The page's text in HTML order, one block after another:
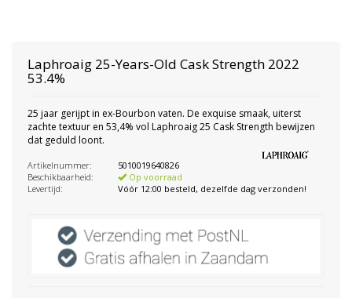
Laphroaig 25-Years-Old Cask Strength 2022
53.4%
25 jaar gerijpt in ex-Bourbon vaten. De exquise smaak, uiterst
zachte textuur en 53,4% vol Laphroaig 25 Cask Strength bewijzen
dat geduld loont.
Artikelnummer:
5010019640826
Beschikbaarheid:
Op voorraad
Levertijd:
Vóór 12:00 besteld, dezelfde dag verzonden!